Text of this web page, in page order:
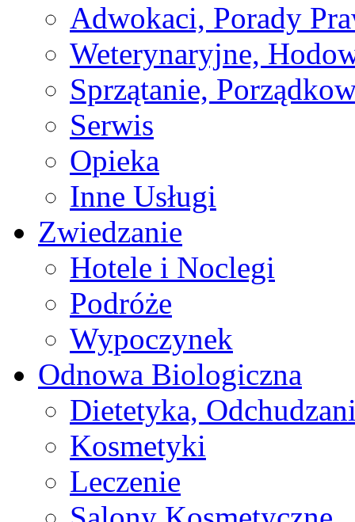
Adwokaci, Porady
Weterynaryjne,
Sprzątanie,
Serwis
Opieka
Inne Usługi
Zwiedzanie
Hotele i Noclegi
Podróże
Wypoczynek
Odnowa Biologiczna
Dietetyka,
Kosmetyki
Leczenie